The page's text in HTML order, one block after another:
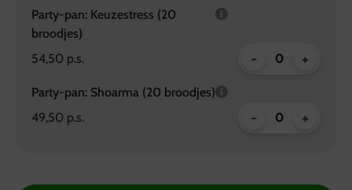
Party-pan: Keuzestress (20
broodjes)
54,50 p.s.
- +
Party-pan: Shoarma (20 broodjes)
49,50 p.s.
- +